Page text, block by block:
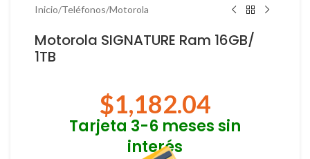
Inicio/Teléfonos/Motorola
Motorola SIGNATURE Ram 16GB/
1TB
$1,182.04
Tarjeta 3-6 meses sin
interés